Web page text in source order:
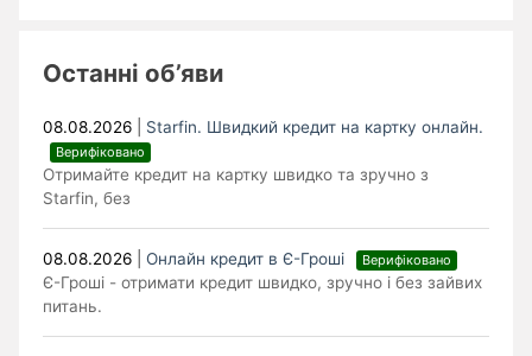
Останні об’яви
08.08.2026 Starfin. Швидкий кредит на картку онлайн.
Верифіковано
Отримайте кредит на картку швидко та зручно з
Starfin, без
08.08.2026 |Онлайн кредит в Є-Гроші Верифіковано
Є-Гроші - отримати кредит швидко, зручно і без зайвих
питань.